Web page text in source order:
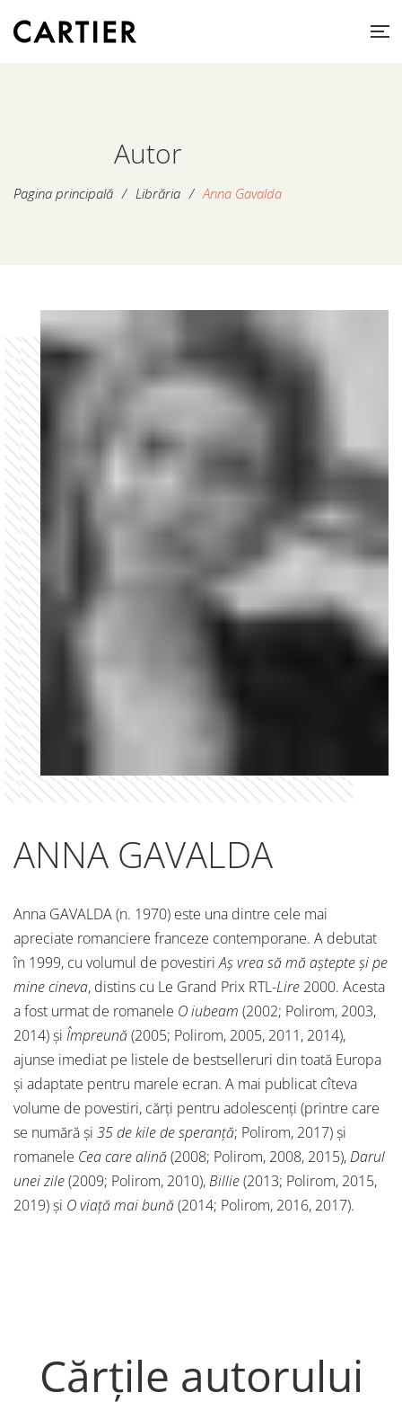
Autor
Pagina principală / Librăria / Anna Gavalda
ANNA GAVALDA
Anna GAVALDA (n. 1970) este una dintre cele mai
apreciate romanciere franceze contemporane. A debutat
în 1999, cu volumul de povestiriAş vrea să mă aştepte şi pe
mine cineva, distins cu Le Grand Prix RTL-Lire 2000. Acesta
a fost urmat de romanele O iubeam (2002; Polirom, 2003,
2014) şi Împreună(2005; Polirom, 2005, 2011, 2014),
ajunse imediat pe listele de bestselleruri din toată Europa
şi adaptate pentru marele ecran. A mai publicat cîteva
volume de povestiri, cărţi pentru adolescenţi (printre care
se numără şi 35 de kile de speranţă; Polirom, 2017) şi
romanele Cea care alină(2008; Polirom, 2008, 2015),Darul
unei zile(2009; Polirom, 2010),Billie(2013; Polirom, 2015,
2019) şi O viaţă mai bună(2014; Polirom, 2016, 2017).
Cărțile autorului